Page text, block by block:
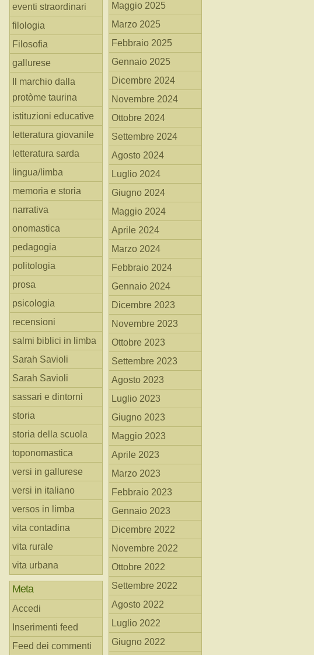
eventi straordinari
filologia
Filosofia
gallurese
Il marchio dalla
protòme taurina
istituzioni educative
letteratura giovanile
letteratura sarda
lingua/limba
memoria e storia
narrativa
onomastica
pedagogia
politologia
prosa
psicologia
recensioni
salmi biblici in limba
Sarah Savioli
Sarah Savioli
sassari e dintorni
storia
storia della scuola
toponomastica
versi in gallurese
versi in italiano
versos in limba
vita contadina
vita rurale
vita urbana
Meta
Accedi
Inserimenti feed
Feed dei commenti
Maggio 2025
Marzo 2025
Febbraio 2025
Gennaio 2025
Dicembre 2024
Novembre 2024
Ottobre 2024
Settembre 2024
Agosto 2024
Luglio 2024
Giugno 2024
Maggio 2024
Aprile 2024
Marzo 2024
Febbraio 2024
Gennaio 2024
Dicembre 2023
Novembre 2023
Ottobre 2023
Settembre 2023
Agosto 2023
Luglio 2023
Giugno 2023
Maggio 2023
Aprile 2023
Marzo 2023
Febbraio 2023
Gennaio 2023
Dicembre 2022
Novembre 2022
Ottobre 2022
Settembre 2022
Agosto 2022
Luglio 2022
Giugno 2022